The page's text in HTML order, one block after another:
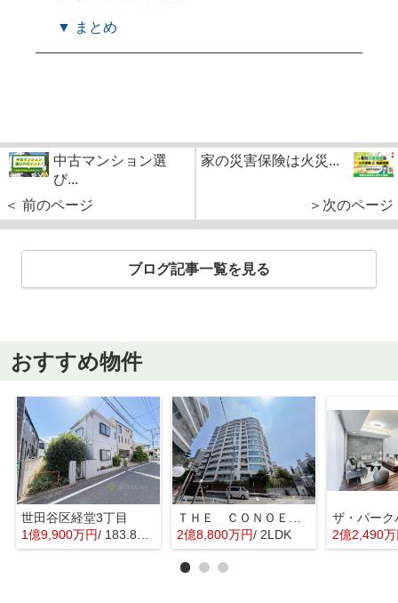
▼ まとめ
中古マンション選
び...
＜ 前のページ
家の災害保険は火災...
＞次のページ
ブログ記事一覧を見る
おすすめ物件
世田谷区経堂3丁目
1億9,900万円/ 183.82㎡
2億8,800万円/ 2LDK 2億2,490